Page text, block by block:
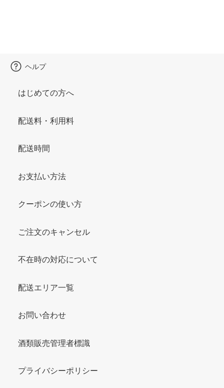
ヘルプ
はじめての方へ
配送料・利用料
配送時間
お支払い方法
クーポンの使い方
ご注文のキャンセル
不在時の対応について
配送エリア一覧
お問い合わせ
酒類販売管理者標識
プライバシーポリシー